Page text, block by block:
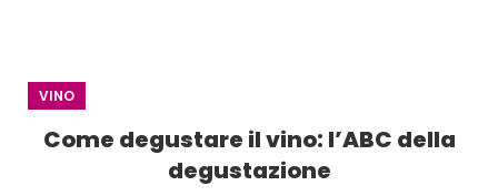
VINO
Come degustare il vino: l’ABC della
degustazione